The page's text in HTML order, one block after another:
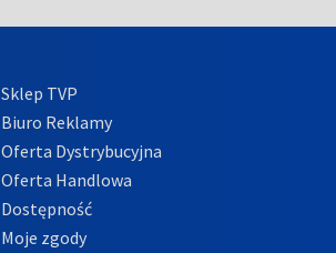
Sklep TVP
Biuro Reklamy
Oferta Dystrybucyjna
Oferta Handlowa
Dostępność
Moje zgody